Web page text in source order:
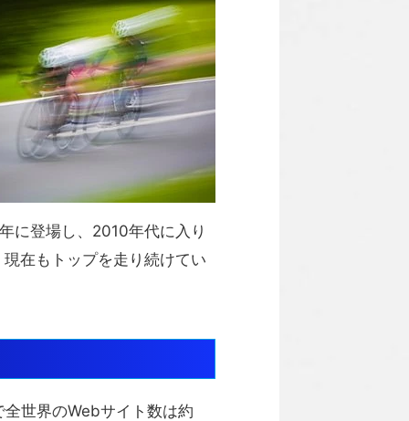
に登場し、2010年代に入り
在もトップを走り続けてい
全世界のWebサイト数は約